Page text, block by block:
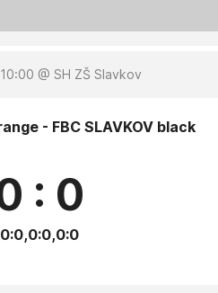
@ SH ZŠ Slavkov
- FBC SLAVKOV black
: 0
0:0,0:0,0:0